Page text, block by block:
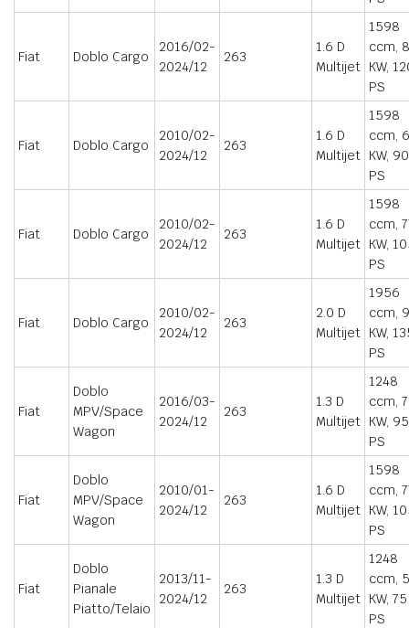
Fiat Doblo Cargo
2016/02-
2024/12
263
1.6 D
Multijet
1598
ccm,
KW,
PS
Fiat Doblo Cargo
2010/02-
2024/12
263
1.6 D
Multijet
1598
ccm,
KW, 90
PS
Fiat Doblo Cargo
2010/02-
2024/12
263
1.6 D
Multijet
1598
ccm,
KW,
PS
Fiat Doblo Cargo
2010/02-
2024/12
263
2.0 D
Multijet
1956
ccm,
KW,
PS
Fiat
Doblo
MPV/Space
Wagon
2016/03-
2024/12
263
1.3 D
Multijet
1248
ccm,
KW, 95
PS
Fiat
Doblo
MPV/Space
Wagon
2010/01-
2024/12
263
1.6 D
Multijet
1598
ccm,
KW,
PS
Fiat
Doblo
Pianale
Piatto/Telaio
2013/11-
2024/12
263
1.3 D
Multijet
1248
ccm,
KW, 75
PS